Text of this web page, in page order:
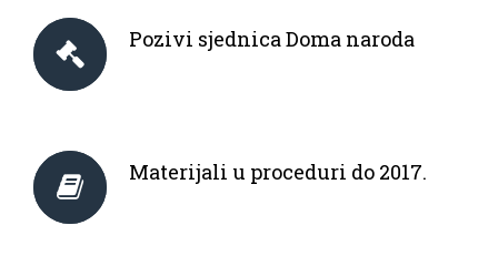
Pozivi sjednica Doma naroda
Materijali u proceduri do 2017.